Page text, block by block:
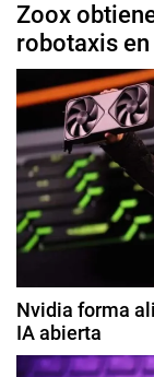
Zoox
robotaxis
Nvidia forma
IA abierta